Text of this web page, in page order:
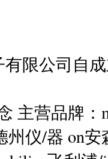
限公司自
主营品牌
仪/器 on